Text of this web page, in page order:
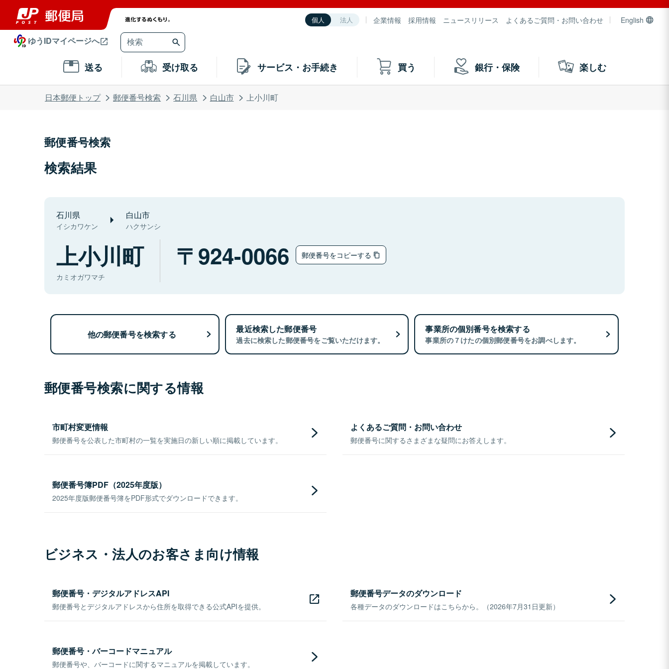
個人 法人 企業情報 採用情報 ニュースリリース よくあるご質問・お問い合わせ English
ゆうIDマイページへ
送る 受け取る サービス・お手続き 買う 銀行・保険 楽しむ
日本郵便トップ 郵便番号検索 石川県 白山市 上小川町
郵便番号検索
検索結果
石川県
イシカワケン
白山市
ハクサンシ
上小川町
カミオガワマチ
924-0066 郵便番号をコピーする
他の郵便番号を検索する 最近検索した郵便番号
過去に検索した郵便番号をご覧いただけます。
事業所の個別番号を検索する
事業所の７けたの個別郵便番号をお調べします。
郵便番号検索に関する情報
市町村変更情報
郵便番号を公表した市町村の一覧を実施日の新しい順に掲載しています。
よくあるご質問・お問い合わせ
郵便番号に関するさまざまな疑問にお答えします。
郵便番号簿PDF（2025年度版）
2025年度版郵便番号簿をPDF形式でダウンロードできます。
ビジネス・法人のお客さま向け情報
郵便番号・デジタルアドレスAPI
郵便番号とデジタルアドレスから住所を取得できる公式APIを提供。
郵便番号データのダウンロード
各種データのダウンロードはこちらから。（2026年7月31日更新）
郵便番号・バーコードマニュアル
郵便番号や、バーコードに関するマニュアルを掲載しています。